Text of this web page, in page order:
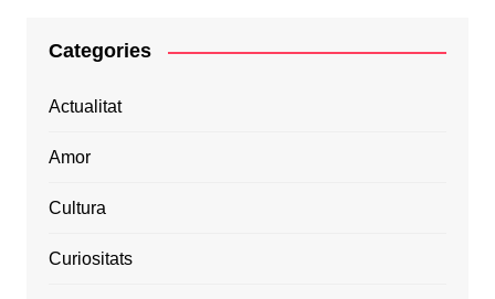
Categories
Actualitat
Amor
Cultura
Curiositats